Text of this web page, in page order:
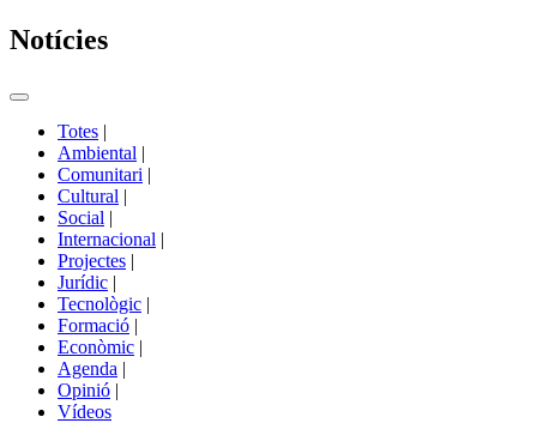
Notícies
Commutador
portals
Totes |
Ambiental |
Comunitari |
Cultural |
Social |
Internacional |
Projectes |
Jurídic |
Tecnològic |
Formació |
Econòmic |
Agenda |
Opinió |
Vídeos